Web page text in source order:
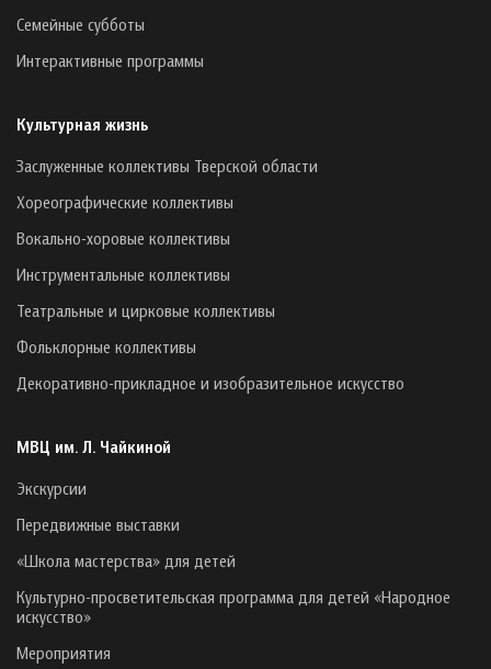
Семейные субботы
Интерактивные программы
Культурная жизнь
Заслуженные коллективы Тверской области
Хореографические коллективы
Вокально-хоровые коллективы
Инструментальные коллективы
Театральные и цирковые коллективы
Фольклорные коллективы
Декоративно-прикладное и изобразительное искусство
МВЦ им. Л. Чайкиной
Экскурсии
Передвижные выставки
«Школа мастерства» для детей
Культурно-просветительская программа для детей «Народное
искусство»
Мероприятия